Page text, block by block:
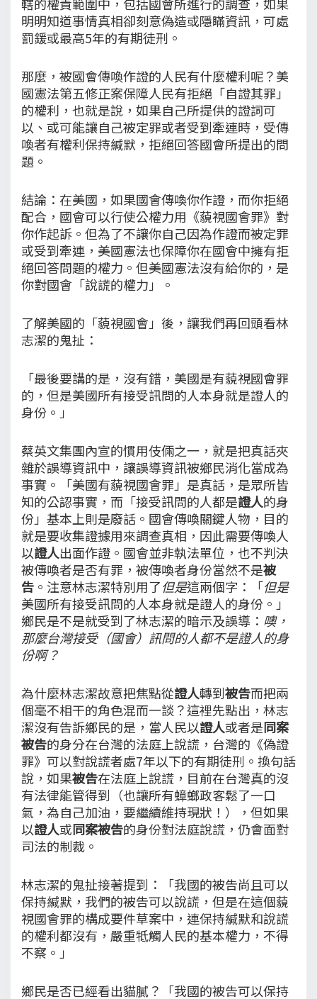
明明知道事情真相卻刻意偽造或隱瞞資訊，可處
罰鍰或最高5年的有期徒刑。
那麼，被國會傳喚作證的人民有什麼權利呢？美
國憲法第五修正案保障人民有拒絕「自證其罪」
的權利，也就是說，如果自己所提供的證詞可
以、或可能讓自己被定罪或者受到牽連時，受傳
喚者有權利保持緘默，拒絕回答國會所提出的問
題。
結論：在美國，如果國會傳喚你作證，而你拒絕
配合，國會可以行使公權力用《藐視國會罪》對
你作起訴。但為了不讓你自己因為作證而被定罪
或受到牽連，美國憲法也保障你在國會中擁有拒
絕回答問題的權力。但美國憲法沒有給你的，是
你對國會「說謊的權力」。
了解美國的「藐視國會」後，讓我們再回頭看林
志潔的鬼扯：
「最後要講的是，沒有錯，美國是有藐視國會罪
的，但是美國所有接受訊問的人本身就是證人的
身份。」
蔡英文集團內宣的慣用伎倆之一，就是把真話夾
雜於誤導資訊中，讓誤導資訊被鄉民消化當成為
事實。「美國有藐視國會罪」是真話，是眾所皆
知的公認事實，而「接受訊問的人都是證人的身
份」基本上則是廢話。國會傳喚關鍵人物，目的
就是要收集證據用來調查真相，因此需要傳喚人
以證人出面作證。國會並非執法單位，也不判決
被傳喚者是否有罪，被傳喚者身份當然不是被
告 。注意林志潔特別用了但是這兩個字：「但是
美國所有接受訊問的人本身就是證人的身份。」
鄉民是不是就受到了林志潔的暗示及誤導： 噢，
那麼台灣接受（國會）訊問的人都不是證人的身
份啊？
為什麼林志潔故意把焦點從證人轉到被告而把兩
個毫不相干的角色混而一談？這裡先點出，林志
潔沒有告訴鄉民的是，當人民以證人或者是同案
被告的身分在台灣的法庭上說謊，台灣的《偽證
罪》可以對說謊者處7年以下的有期徒刑。換句話
說，如果被告在法庭上說謊，目前在台灣真的沒
有法律能管得到（也讓所有蟑螂政客鬆了一口
氣，為自己加油，要繼續維持現狀！），但如果
以證人或同案被告的身份對法庭說謊，仍會面對
司法的制裁。
林志潔的鬼扯接著提到：「我國的被告尚且可以
保持緘默，我們的被告可以說謊，但是在這個藐
視國會罪的構成要件草案中，連保持緘默和說謊
的權利都沒有，嚴重牴觸人民的基本權力，不得
不察。」
鄉民是否已經看出貓膩？「我國的被告可以保持